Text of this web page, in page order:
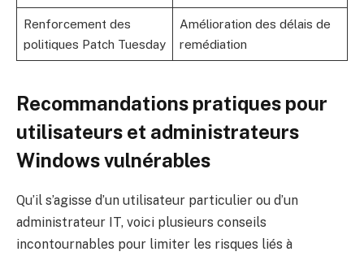
Renforcement des
politiques Patch Tuesday
Amélioration des délais de
remédiation
Recommandations pratiques pour
utilisateurs et administrateurs
Windows vulnérables
Qu’il s’agisse d’un utilisateur particulier ou d’un
administrateur IT, voici plusieurs conseils
incontournables pour limiter les risques liés à